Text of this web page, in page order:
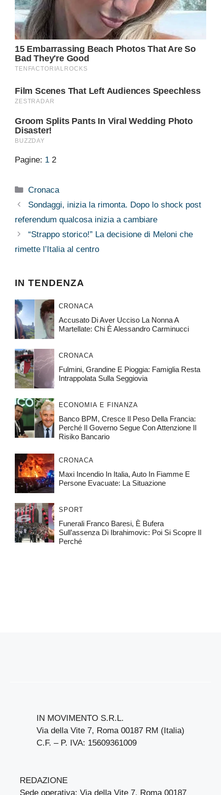
Pagine: 1 2
Categorie
Cronaca
Sondaggi, inizia la rimonta. Dopo lo shock post
referendum qualcosa inizia a cambiare
“Strappo storico!” La decisione di Meloni che
rimette l’Italia al centro
IN TENDENZA
CRONACA
Accusato Di Aver Ucciso La Nonna A
Martellate: Chi È Alessandro Carminucci
CRONACA
Fulmini, Grandine E Pioggia: Famiglia Resta
Intrappolata Sulla Seggiovia
ECONOMIA E FINANZA
Banco BPM, Cresce Il Peso Della Francia:
Perché Il Governo Segue Con Attenzione Il
Risiko Bancario
CRONACA
Maxi Incendio In Italia, Auto In Fiamme E
Persone Evacuate: La Situazione
SPORT
Funerali Franco Baresi, È Bufera
Sull’assenza Di Ibrahimovic: Poi Si Scopre Il
Perché
IN MOVIMENTO S.R.L.
Via della Vite 7, Roma 00187 RM (Italia)
C.F. – P. IVA: 15609361009
REDAZIONE
Sede operativa: Via della Vite 7, Roma 00187